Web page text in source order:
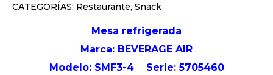
CATEGORÍAS: Restaurante, Snack
Mesa refrigerada
Marca: BEVERAGE AIR
Modelo: SMF3-4 Serie: 5705460